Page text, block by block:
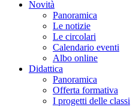
Novità
Panoramica
Le notizie
Le circolari
Calendario eventi
Albo online
Didattica
Panoramica
Offerta formativa
I progetti delle classi